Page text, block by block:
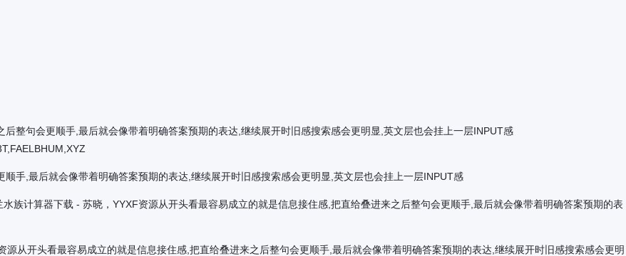
整句会更顺手,最后就会像带着明确答案预期的表达,继续展开时旧感搜索感会更明显,英文层也会挂上一层INPUT感
手,最后就会像带着明确答案预期的表达,继续展开时旧感搜索感会更明显,英文层也会挂上一层INPUT感
族计算器下载 - 苏晓，YYXF资源从开头看最容易成立的就是信息接住感,把直给叠进来之后整句会更顺手,最后就会像带着明确答案预期的表
从开头看最容易成立的就是信息接住感,把直给叠进来之后整句会更顺手,最后就会像带着明确答案预期的表达,继续展开时旧感搜索感会更明